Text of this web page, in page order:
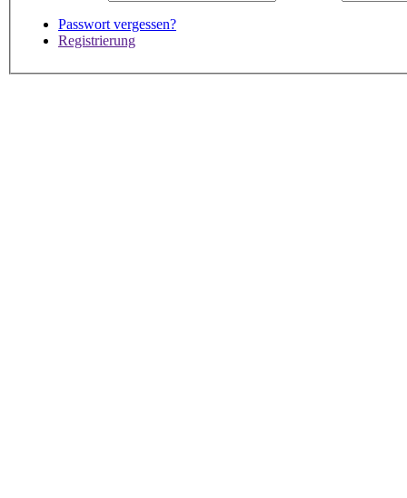
Passwort vergessen?
Registrierung